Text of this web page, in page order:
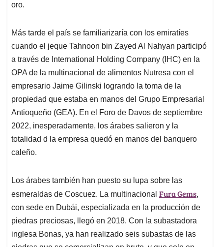
oro.
Más tarde el país se familiarizaría con los emiratíes
cuando el jeque Tahnoon bin Zayed Al Nahyan participó
a través de International Holding Company (IHC) en la
OPA de la multinacional de alimentos Nutresa con el
empresario Jaime Gilinski logrando la toma de la
propiedad que estaba en manos del Grupo Empresarial
Antioqueño (GEA). En el Foro de Davos de septiembre
2022, inesperadamente, los árabes salieron y la
totalidad d la empresa quedó en manos del banquero
caleño.
Los árabes también han puesto su lupa sobre las
esmeraldas de Coscuez. La multinacional Fura Gems,
con sede en Dubái, especializada en la producción de
piedras preciosas, llegó en 2018. Con la subastadora
inglesa Bonas, ya han realizado seis subastas de las